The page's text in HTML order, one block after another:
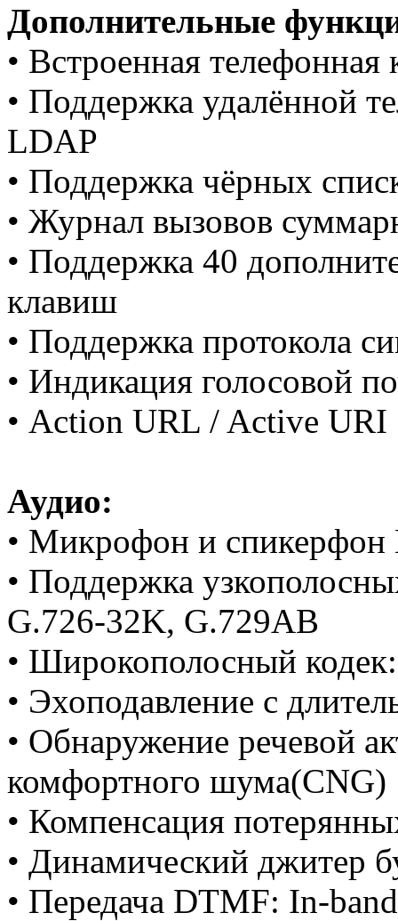
Дополнительные
• Встроенная телефонная
• Поддержка удалённой
LDAP
• Поддержка чёрных
• Журнал вызовов
• Поддержка 40
клавиш
• Поддержка протокола
• Индикация голосовой
• Action URL / Active URI
Аудио:
• Микрофон и спикерфон
• Поддержка
G.726-32K, G.729AB
• Широкополосный
• Эхоподавление с
• Обнаружение речевой
комфортного шума(CNG)
• Компенсация
• Динамический джитер
• Передача DTMF: In-